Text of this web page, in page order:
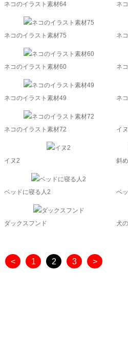
ネコのイラスト素材64 ネ
ネコのイラスト素材75 ネ
ネコのイラスト素材60 ネ
ネコのイラスト素材49 ネ
ネコのイラスト素材72 イ
イヌ2 斜
ベッドに寝る人2 ベ
ダックスフンド 犬
< 1 2 3 >